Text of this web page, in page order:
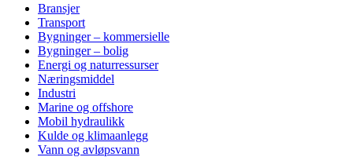
Bransjer
Transport
Bygninger – kommersielle
Bygninger – bolig
Energi og naturressurser
Næringsmiddel
Industri
Marine og offshore
Mobil hydraulikk
Kulde og klimaanlegg
Vann og avløpsvann